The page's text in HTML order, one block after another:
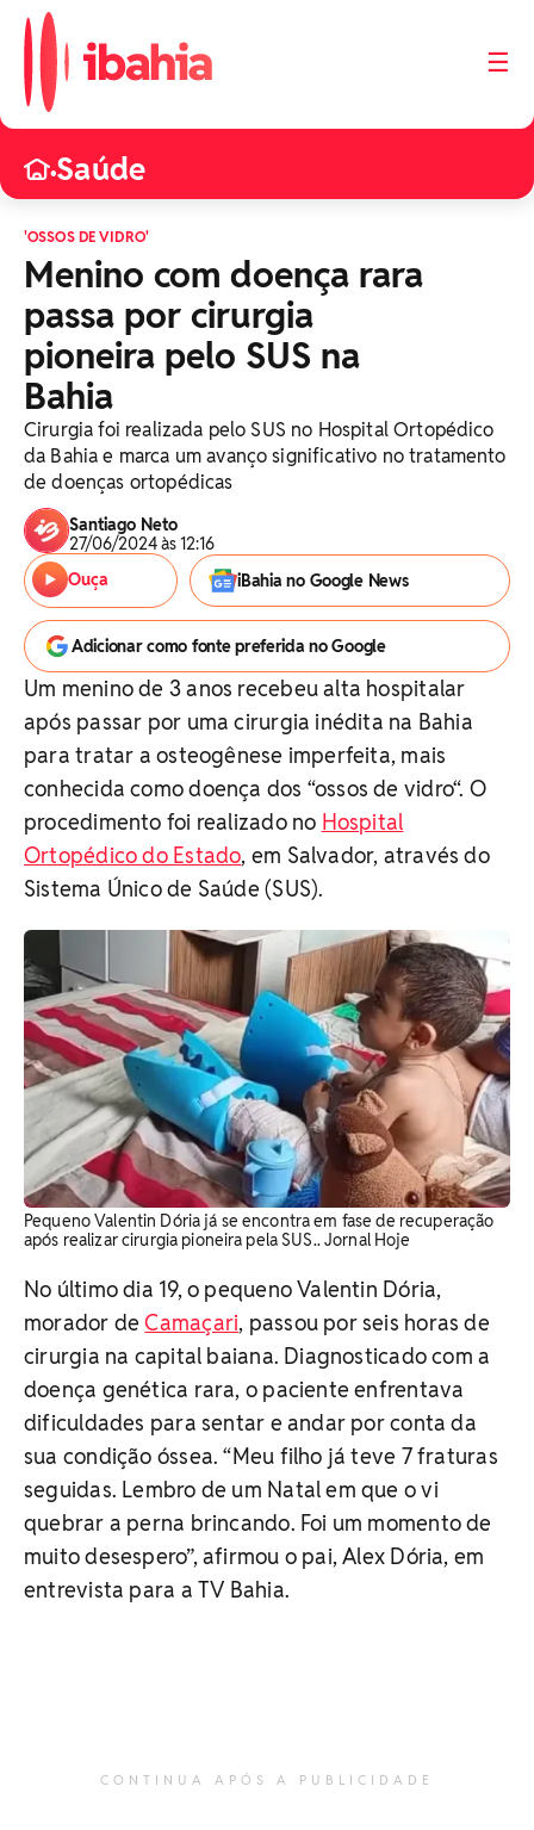
☰
•Saúde
'OSSOS DE VIDRO'
Menino com doença rara
passa por cirurgia
pioneira pelo SUS na
Bahia
Cirurgia foi realizada pelo SUS no Hospital Ortopédico
da Bahia e marca um avanço significativo no tratamento
de doenças ortopédicas
Santiago Neto
27/06/2024 às 12:16
Ouça
iBahia no Google News
Adicionar como fonte preferida no Google
Um menino de 3 anos recebeu alta hospitalar
após passar por uma cirurgia inédita na Bahia
para tratar a osteogênese imperfeita, mais
conhecida como doença dos “ossos de vidro“. O
procedimento foi realizado no Hospital
Ortopédico do Estado, em Salvador, através do
Sistema Único de Saúde (SUS).
Pequeno Valentin Dória já se encontra em fase de recuperação
após realizar cirurgia pioneira pela SUS.. Jornal Hoje
No último dia 19, o pequeno Valentin Dória,
morador deCamaçari, passou por seis horas de
cirurgia na capital baiana. Diagnosticado com a
doença genética rara, o paciente enfrentava
dificuldades para sentar e andar por conta da
sua condição óssea. “Meu filho já teve 7 fraturas
seguidas. Lembro de um Natal em que o vi
quebrar a perna brincando. Foi um momento de
muito desespero”, afirmou o pai, Alex Dória, em
entrevista para a TV Bahia.
CONTINUA APÓS A PUBLICIDADE